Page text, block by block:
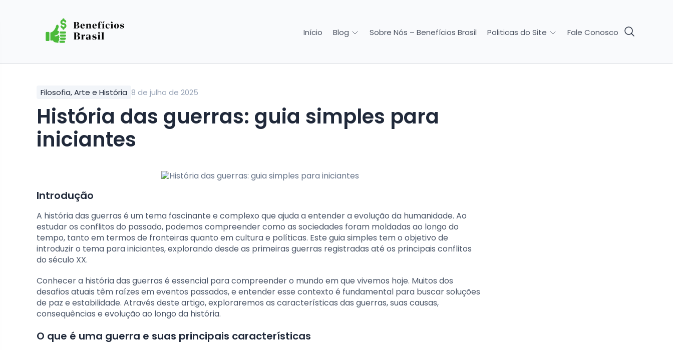
Início Blog Sobre Nós – Benefícios Brasil Politicas do Site Fale Conosco
Filosofia, Arte e História 8 de julho de 2025
História das guerras: guia simples para
iniciantes
Introdução
A história das guerras é um tema fascinante e complexo que ajuda a entender a evolução da humanidade. Ao
estudar os conflitos do passado, podemos compreender como as sociedades foram moldadas ao longo do
tempo, tanto em termos de fronteiras quanto em cultura e políticas. Este guia simples tem o objetivo de
introduzir o tema para iniciantes, explorando desde as primeiras guerras registradas até os principais conflitos
do século XX.
Conhecer a história das guerras é essencial para compreender o mundo em que vivemos hoje. Muitos dos
desafios atuais têm raízes em eventos passados, e entender esse contexto é fundamental para buscar soluções
de paz e estabilidade. Através deste artigo, exploraremos as características das guerras, suas causas,
consequências e evolução ao longo da história.
O que é uma guerra e suas principais características